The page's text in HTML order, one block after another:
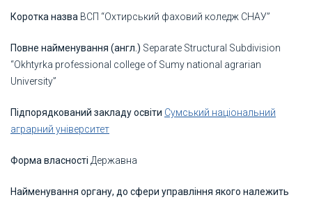
Коротка назва ВСП “Охтирський фаховий коледж СНАУ”
Повне найменування (англ.) Separate Structural Subdivision
“Okhtyrka professional college of Sumy national agrarian
University”
Підпорядкований закладу освіти Сумський національний
аграрний університет
Форма власності Державна
Найменування органу, до сфери управління якого належить